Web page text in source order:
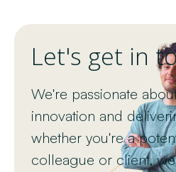
Let's get in
We're passionate
innovation and
whether you're a
colleague or client,